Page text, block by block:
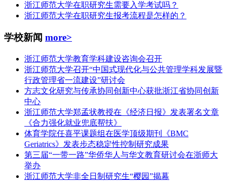
浙江师范大学在职研究生需要入学考试吗？
浙江师范大学在职研究生报考流程是怎样的？
学校新闻 more>
浙江师范大学教育学科建设咨询会召开
浙江师范大学召开“中国式现代化与公共管理学科发展暨
行政管理省一流建设”研讨会
方志文化研究与传承协同创新中心获批浙江省协同创新
中心
浙江师范大学郑孟状教授在《经济日报》发表署名文章
《合力强化就业兜底帮扶》
体育学院任喜平课题组在医学顶级期刊《BMC
Geriatrics》发表步态稳定性控制研究成果
第三届“一带一路”华侨华人与华文教育研讨会在浙师大
举办
浙江师范大学非全日制研究生“樱园”揭幕